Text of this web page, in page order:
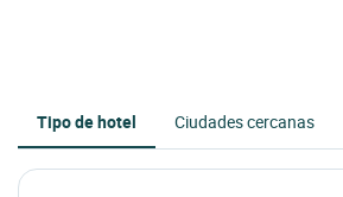
Tipo de hotel Ciudades cercanas